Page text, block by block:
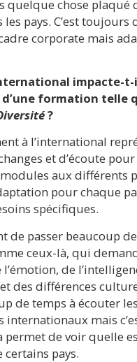
quelque chose plaqué
pays. C’est toujours
corporate mais
impacte-
formation telle
?
à l’international
et d’écoute
aux différents
pour chaque
spécifiques.
de passer beaucoup
ceux-là, qui
l’émotion, de
des différences
de temps à écouter les
internationaux mais
permet de voir quelle
certains pays.